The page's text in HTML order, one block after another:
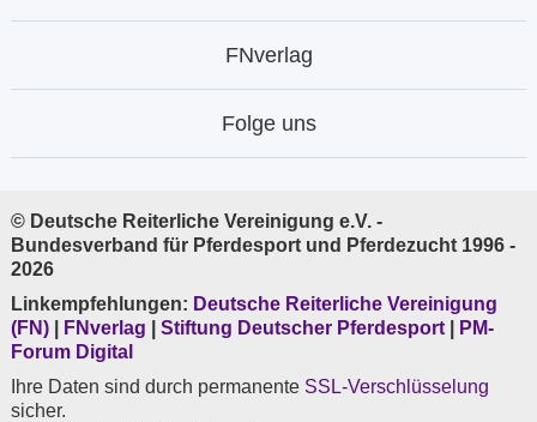
FNverlag
Folge uns
© Deutsche Reiterliche Vereinigung e.V. -
Bundesverband für Pferdesport und Pferdezucht 1996 -
2026
Linkempfehlungen: Deutsche Reiterliche Vereinigung
(FN)
FNverlag Stiftung Deutscher Pferdesport
PM-
Forum Digital
Ihre Daten sind durch permanente SSL-Verschlüsselung
sicher.